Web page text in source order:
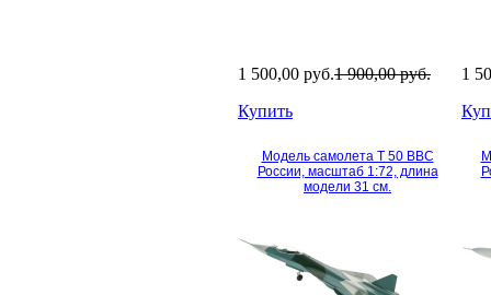
1 500,00 руб.1 900,00 руб.
Купить
1
Модель самолета Т 50 ВВС
России, масштаб 1:72, длина
модели 31 см.